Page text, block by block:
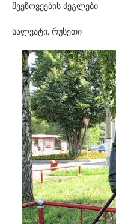
მეეზოვეების ძეგლები
სალვატი. რუსეთი